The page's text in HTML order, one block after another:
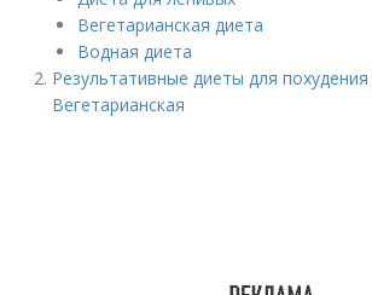
Вегетарианская диета
Водная диета
Результативные диеты для похудения
Вегетарианская